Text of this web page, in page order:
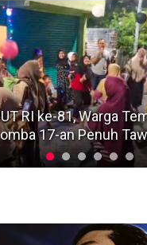
Pandegiling
Usut Agar Tidak
Di Surabaya